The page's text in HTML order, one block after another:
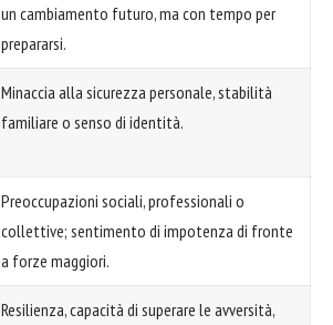
un cambiamento futuro, ma con tempo per
prepararsi.
Minaccia alla sicurezza personale, stabilità
familiare o senso di identità.
Preoccupazioni sociali, professionali o
collettive; sentimento di impotenza di fronte
a forze maggiori.
Resilienza, capacità di superare le avversità,